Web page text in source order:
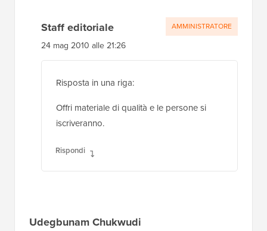
Staff editoriale
24 mag 2010 alle 21:26
Risposta in una riga:
Offri materiale di qualità e le persone si
iscriveranno.
Rispondi
AMMINISTRATORE
Udegbunam Chukwudi